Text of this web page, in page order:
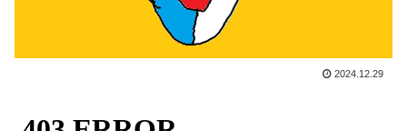
2024.12.29